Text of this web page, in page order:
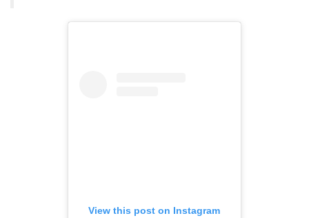
View this post on Instagram